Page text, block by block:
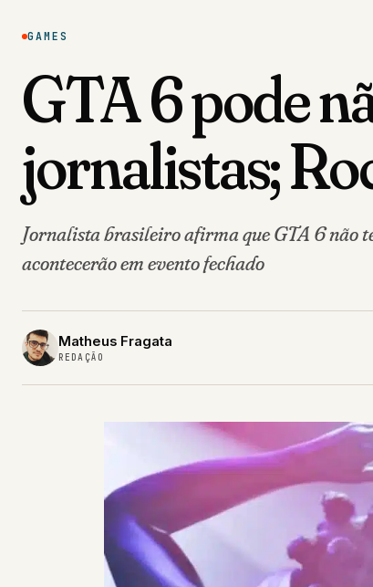
GAMES
GTA 6 pode
jornalistas;
Jornalista brasileiro afirma que GTA 6 não
acontecerão em evento fechado
Matheus Fragata
REDAÇÃO